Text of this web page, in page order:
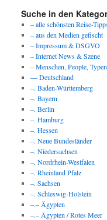
Suche in den
– alle schönsten Reise-
– aus den Medien gefischt
– Impressum & DSGVO
– Internet News & Szene
– Menschen, People, Typen
— Deutschland
–. Baden-Württemberg
–. Bayern
–. Berlin
–. Hamburg
–. Hessen
–. Neue Bundesländer
–. Niedersachsen
–. Nordrhein-Westfalen
–. Rheinland Pfalz
–. Sachsen
–. Schleswig-Holstein
–.– Ägypten
–.– Ägypten / Rotes Meer